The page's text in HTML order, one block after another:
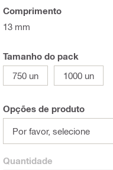
Comprimento
13 mm
Tamanho do pack
750 un
1000 un
Opções de produto
Por favor, selecione
Quantidade